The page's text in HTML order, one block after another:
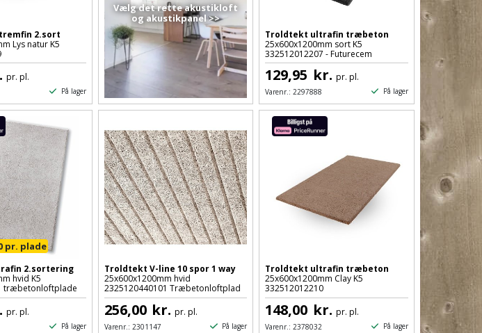
2.sort
Lys natur K5
pr. pl.
På lager
Vælg det rette akustikloft
og akustikpanel >>
Troldtekt ultrafin træbeton
25x600x1200mm sort K5
332512012207 - Futurecem
129,95 kr. pr. pl.
Varenr.: 2297888 På lager
pr. plade
2.sortering
hvid K5
træbetonloftplade
pr. pl.
På lager
Troldtekt V-line 10 spor 1 way
25x600x1200mm hvid
2325120440101 Træbetonloftplad
256,00 kr. pr. pl.
Varenr.: 2301147 På lager
Troldtekt ultrafin træbeton
25x600x1200mm Clay K5
332512012210
148,00 kr. pr. pl.
Varenr.: 2378032 På lager